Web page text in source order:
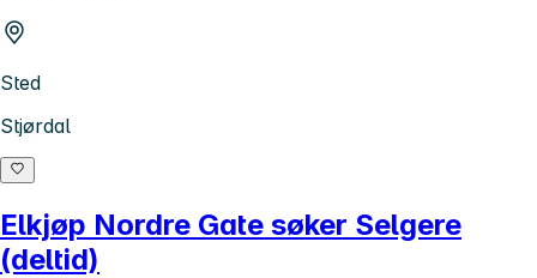
Sted
Stjørdal
Elkjøp Nordre Gate søker Selgere
(deltid)